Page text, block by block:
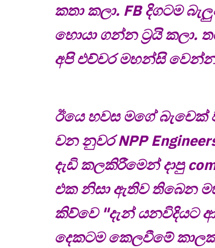
කතා කලා. FB දිගටම
හොයා ගන්න ට්‍රයි කලා.
අපි එච්චර මහන්සි
ඊයෙ හවස මගේ
වන නුවර NPP
දැඩි කලකිරීමෙන් දාපු
එක නිසා ඇතිව තිබෙන
කිව්වෙ "දැන් යනවිදියට
දෙකටම කෙලවීමේ